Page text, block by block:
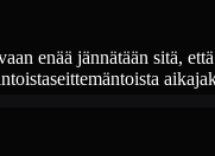
enää jännätään sitä,